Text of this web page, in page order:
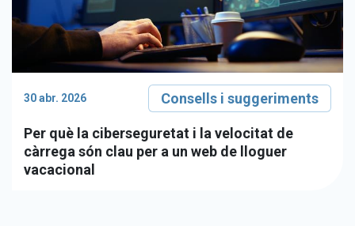
30 abr. 2026 Consells i suggeriments
Per què la ciberseguretat i la velocitat de
càrrega són clau per a un web de lloguer
vacacional